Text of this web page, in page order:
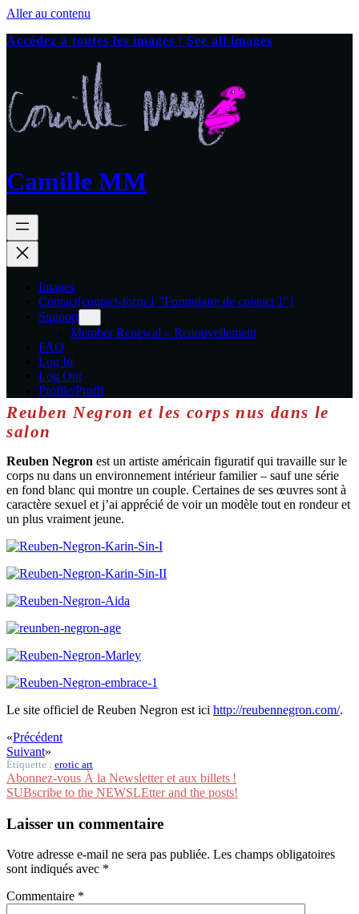
Aller au contenu
Accédez à toutes les images | See all images
Camille MM
Images
Contact[contact-form 1 "Formulaire de contact 1"]
Support
Member Renewal – Renouvellement
FAQ
Log In
Log Out
Profile/Profil
Reuben Negron et les corps nus dans le
salon
Reuben Negron est un artiste américain figuratif qui travaille sur le
corps nu dans un environnement intérieur familier – sauf une série
en fond blanc qui montre un couple. Certaines de ses œuvres sont à
caractère sexuel et j’ai apprécié de voir un modèle tout en rondeur et
un plus vraiment jeune.
Le site officiel de Reuben Negron est ici http://reubennegron.com/.
«Précédent
Suivant»
Étiquette : erotic art
Abonnez-vous À la Newsletter et aux billets !
SUBscribe to the NEWSLEtter and the posts!
Laisser un commentaire
Votre adresse e-mail ne sera pas publiée. Les champs obligatoires
sont indiqués avec *
Commentaire *